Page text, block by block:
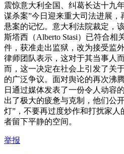
震惊意大利全国、纠葛长达十九年
谋杀案”今日迎来重大司法进展，
悬案的记忆。意大利法院裁定，
斯塔西（Alberto Stasi）已符合相
件，获准走出监狱，改为接受监
律师团队表示，这对于其当事人
而，这一决定在社会上引发了关
的广泛争议。面对舆论的再次沸
日通过媒体发表了一份令人动容
出了极大的疲惫与克制，他们公
灯”，不要再过度炒作和打扰家
者留下平静的空间。
举报